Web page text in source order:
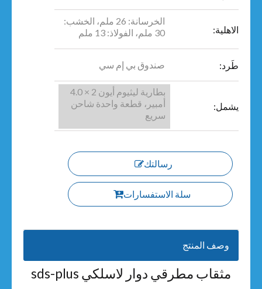
الاهلية:
الخرسانة: 26 ملم، الخشب:
30 ملم، الفولاذ: 13 ملم
طَرد: صندوق بي إم سي
يشمل:
بطارية ليثيوم أيون 2 × 4.0
أمبير، قطعة واحدة شاحن
سريع
رسالتك
سلة الاستفسارات
وصف المنتج
مثقاب مطرقي دوار لاسلكي sds-plus